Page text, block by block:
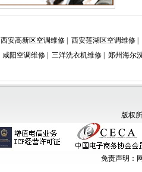
长安区﹕18049201992
西安高新区空调维修 西安莲湖区空调维修
咸阳空调维修
三洋洗衣机维修 郑州海尔
版权
免责声明：